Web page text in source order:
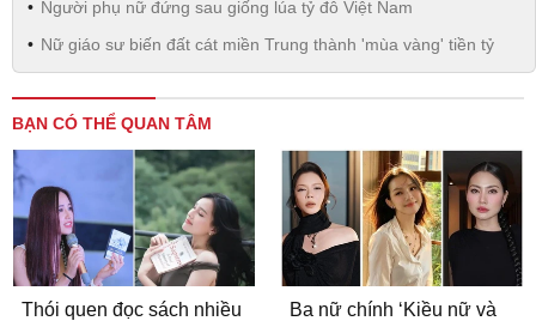
Người phụ nữ đứng sau giống lúa tỷ đô Việt Nam
Nữ giáo sư biến đất cát miền Trung thành 'mùa vàng' tiền tỷ
BẠN CÓ THỂ QUAN TÂM
Thói quen đọc sách nhiều
Ba nữ chính ‘Kiều nữ và